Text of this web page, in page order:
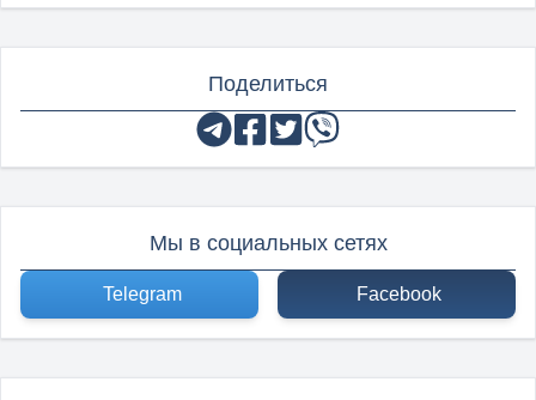
Поделиться
Мы в социальных сетях
Telegram Facebook